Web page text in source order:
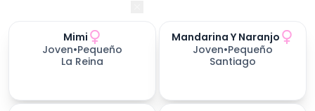
Mimi
Joven•Pequeño
La Reina
Mandarina Y Naranjo
Joven•Pequeño
Santiago